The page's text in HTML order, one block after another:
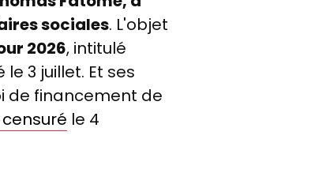
sociales. L'objet
2026, intitulé
le 3 juillet. Et ses
de financement de
le 4